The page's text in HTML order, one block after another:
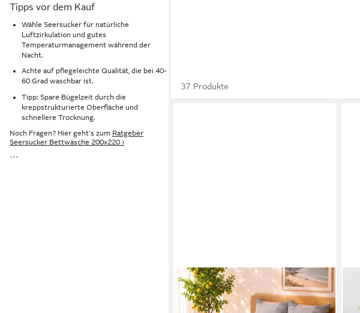
Tipps vor dem Kauf
Wähle Seersucker für natürliche
Luftzirkulation und gutes
Temperaturmanagement während der
Nacht.
Achte auf pflegeleichte Qualität, die bei 40-
60 Grad waschbar ist.
Tipp: Spare Bügelzeit durch die
kreppstrukturierte Oberfläche und
schnellere Trocknung.
Noch Fragen? Hier geht's zum Ratgeber
Seersucker Bettwäsche 200x220 ›
```
37 Produkte